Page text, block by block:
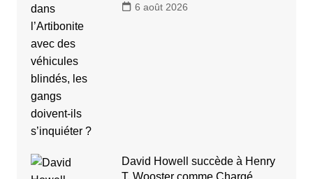
6 août 2026
David Howell succède à Henry